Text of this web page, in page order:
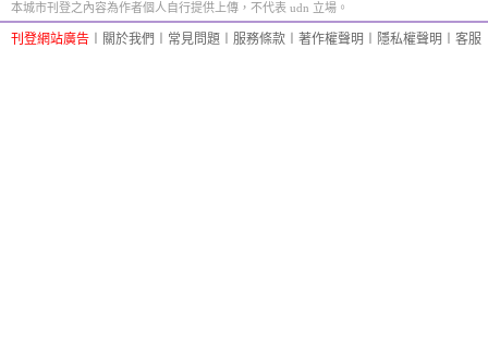
本城市刊登之內容為作者個人自行提供上傳，不代表 udn 立場。
刊登網站廣告 關於我們 常見問題 服務條款 著作權聲明 隱私權聲明 客服